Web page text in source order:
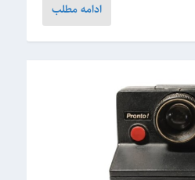
ادامه مطلب